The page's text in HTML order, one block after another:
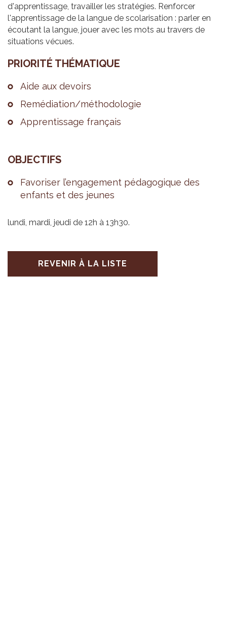
d'apprentissage, travailler les stratégies. Renforcer
l'apprentissage de la langue de scolarisation : parler en
écoutant la langue, jouer avec les mots au travers de
situations vécues.
PRIO­RITÉ THÉ­MA­TIQUE
Aide aux devoirs
Remé­dia­tion/métho­do­lo­gie
Appren­tis­sage fran­çais
OBJEC­TIFS
Favo­ri­ser l’en­ga­ge­ment péda­go­gique des
enfants et des jeunes
lundi, mardi, jeudi de 12h à 13h30.
REVENIR À LA LISTE